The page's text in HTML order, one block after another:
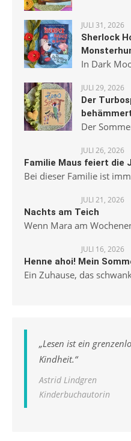
JULI 31, 2026
Sherlock
In Dark
JULI 29, 2026
Der
Der
JULI 26, 2026
Familie Maus feiert die
Bei dieser Familie ist
JULI 21, 2026
Nachts am Teich
Wenn Mara am
JULI 16, 2026
Henne ahoi! Mein
Ein Zuhause, das
„Lesen ist ein
Kindheit.“
Astrid Lindgren
Kinderbuchautorin